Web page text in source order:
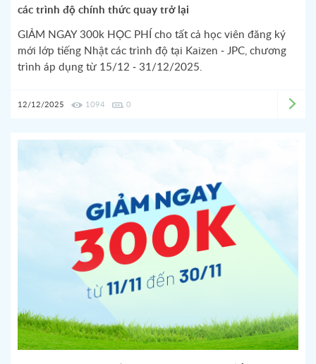
các trình độ chính thức quay trở lại
GIẢM NGAY 300k HỌC PHÍ cho tất cả học viên đăng ký
mới lớp tiếng Nhật các trình độ tại Kaizen - JPC, chương
trình áp dụng từ 15/12 - 31/12/2025.
12/12/2025 1094 0